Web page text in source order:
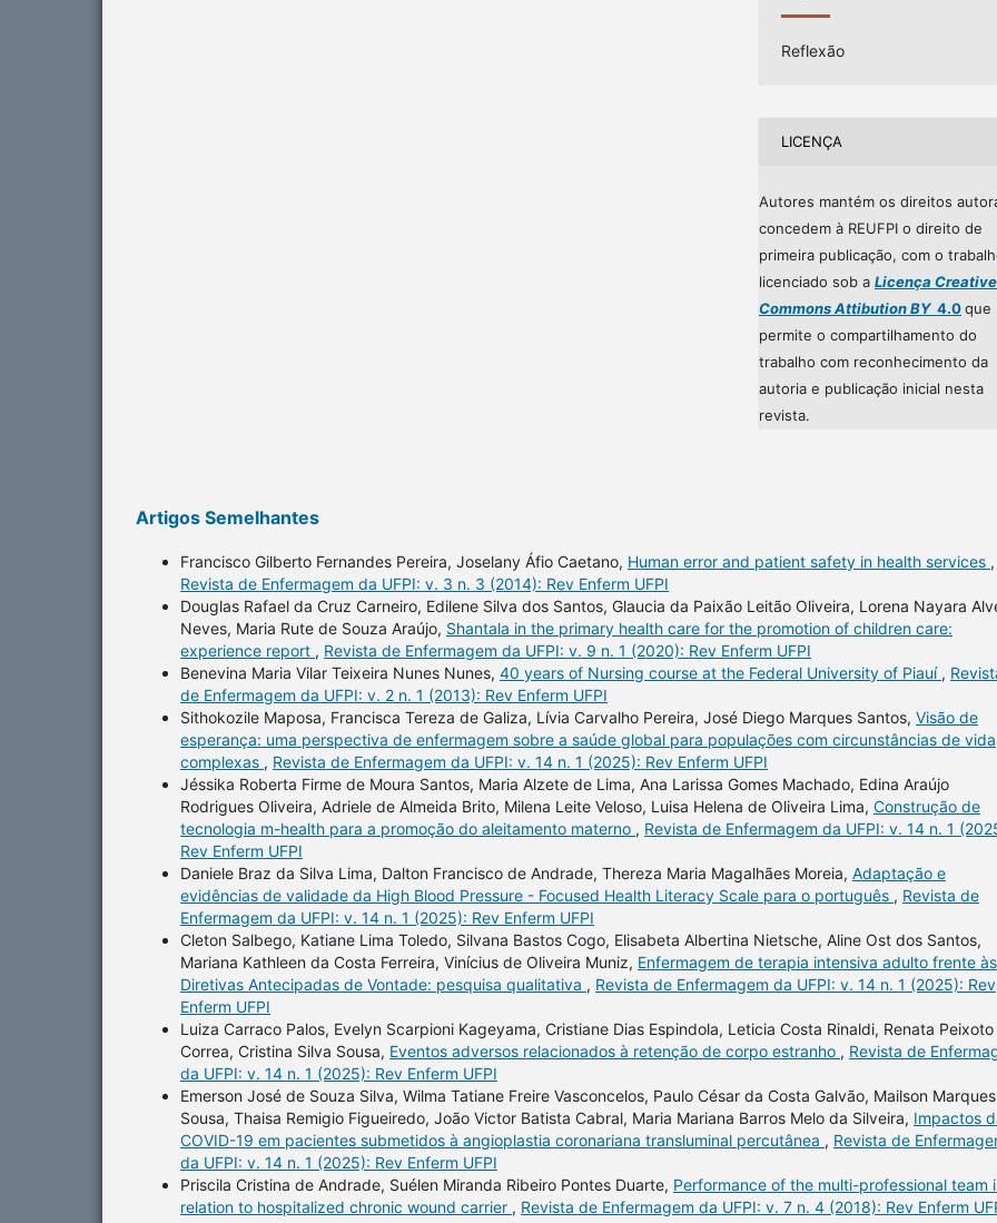
Reflexão
LICENÇA
Autores mantém os direitos
concedem à REUFPI o direito de
primeira publicação, com o
licenciado sob a Licença Creative
Commons Attibution BY4.0que
permite o compartilhamento do
trabalho com reconhecimento da
autoria e publicação inicial nesta
revista.
Artigos Semelhantes
Francisco Gilberto Fernandes Pereira, Joselany Áfio Caetano, Human error and patient safety in health services ,
Revista de Enfermagem da UFPI: v. 3 n. 3 (2014): Rev Enferm UFPI
Douglas Rafael da Cruz Carneiro, Edilene Silva dos Santos, Glaucia da Paixão Leitão Oliveira, Lorena Nayara
Neves, Maria Rute de Souza Araújo, Shantala in the primary health care for the promotion of children care:
experience report , Revista de Enfermagem da UFPI: v. 9 n. 1 (2020): Rev Enferm UFPI
Benevina Maria Vilar Teixeira Nunes Nunes, 40 years of Nursing course at the Federal University of Piauí ,
de Enfermagem da UFPI: v. 2 n. 1 (2013): Rev Enferm UFPI
Sithokozile Maposa, Francisca Tereza de Galiza, Lívia Carvalho Pereira, José Diego Marques Santos, Visão de
esperança: uma perspectiva de enfermagem sobre a saúde global para populações com circunstâncias de vida
complexas , Revista de Enfermagem da UFPI: v. 14 n. 1 (2025): Rev Enferm UFPI
Jéssika Roberta Firme de Moura Santos, Maria Alzete de Lima, Ana Larissa Gomes Machado, Edina Araújo
Rodrigues Oliveira, Adriele de Almeida Brito, Milena Leite Veloso, Luisa Helena de Oliveira Lima, Construção de
tecnologia m-health para a promoção do aleitamento materno , Revista de Enfermagem da UFPI: v. 14 n. 1
Rev Enferm UFPI
Daniele Braz da Silva Lima, Dalton Francisco de Andrade, Thereza Maria Magalhães Moreia, Adaptação e
evidências de validade da High Blood Pressure - Focused Health Literacy Scale para o português , Revista de
Enfermagem da UFPI: v. 14 n. 1 (2025): Rev Enferm UFPI
Cleton Salbego, Katiane Lima Toledo, Silvana Bastos Cogo, Elisabeta Albertina Nietsche, Aline Ost dos Santos,
Mariana Kathleen da Costa Ferreira, Vinícius de Oliveira Muniz, Enfermagem de terapia intensiva adulto frente às
Diretivas Antecipadas de Vontade: pesquisa qualitativa , Revista de Enfermagem da UFPI: v. 14 n. 1 (2025): Rev
Enferm UFPI
Luiza Carraco Palos, Evelyn Scarpioni Kageyama, Cristiane Dias Espindola, Leticia Costa Rinaldi, Renata Peixoto
Correa, Cristina Silva Sousa, Eventos adversos relacionados à retenção de corpo estranho , Revista de
da UFPI: v. 14 n. 1 (2025): Rev Enferm UFPI
Emerson José de Souza Silva, Wilma Tatiane Freire Vasconcelos, Paulo César da Costa Galvão, Mailson
Sousa, Thaisa Remigio Figueiredo, João Victor Batista Cabral, Maria Mariana Barros Melo da Silveira, Impactos
COVID-19 em pacientes submetidos à angioplastia coronariana transluminal percutânea , Revista de
da UFPI: v. 14 n. 1 (2025): Rev Enferm UFPI
Priscila Cristina de Andrade, Suélen Miranda Ribeiro Pontes Duarte, Performance of the multi-professional team
relation to hospitalized chronic wound carrier , Revista de Enfermagem da UFPI: v. 7 n. 4 (2018): Rev Enferm